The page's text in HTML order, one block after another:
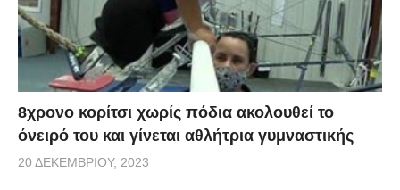
8χρονο κορίτσι χωρίς πόδια ακολουθεί το
όνειρό του και γίνεται αθλήτρια γυμναστικής
20 ΔΕΚΕΜΒΡΊΟΥ, 2023